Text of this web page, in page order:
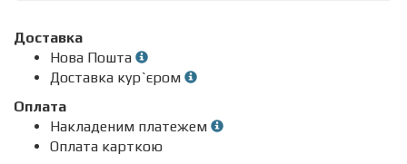
Доставка
Нова Пошта
Доставка кур`єром
Оплата
Накладеним платежем
Оплата карткою